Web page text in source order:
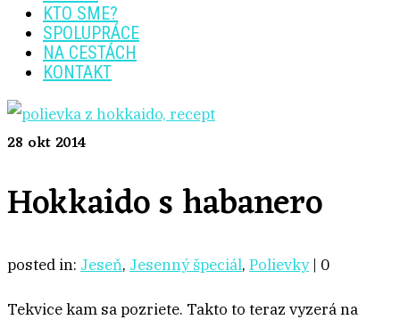
KTO SME?
SPOLUPRÁCE
NA CESTÁCH
KONTAKT
28 okt 2014
Hokkaido s habanero
posted in: Jeseň, Jesenný špeciál, Polievky | 0
Tekvice kam sa pozriete. Takto to teraz vyzerá na